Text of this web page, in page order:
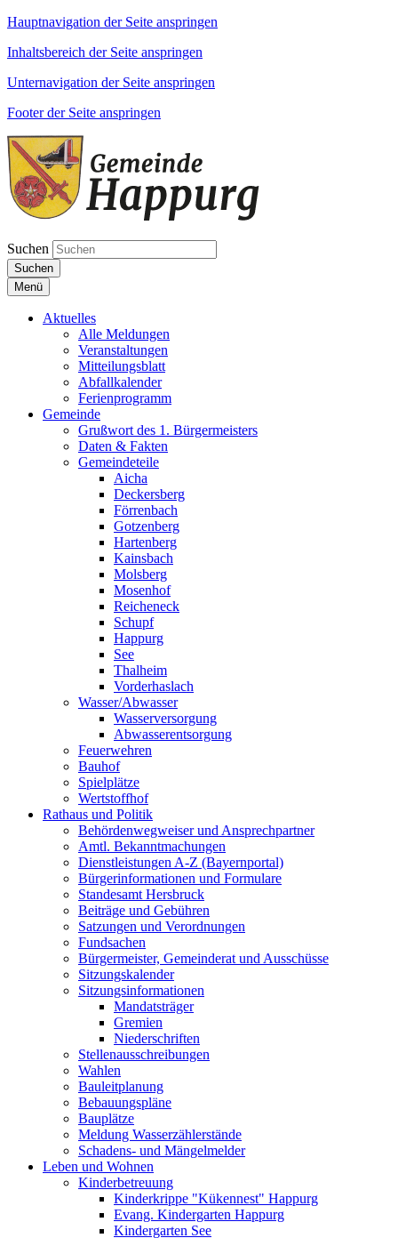
Hauptnavigation der Seite anspringen
Inhaltsbereich der Seite anspringen
Unternavigation der Seite anspringen
Footer der Seite anspringen
Suchen
Suchen
Menü
Aktuelles
Alle Meldungen
Veranstaltungen
Mitteilungsblatt
Abfallkalender
Ferienprogramm
Gemeinde
Grußwort des 1. Bürgermeisters
Daten & Fakten
Gemeindeteile
Aicha
Deckersberg
Förrenbach
Gotzenberg
Hartenberg
Kainsbach
Molsberg
Mosenhof
Reicheneck
Schupf
Happurg
See
Thalheim
Vorderhaslach
Wasser/Abwasser
Wasserversorgung
Abwasserentsorgung
Feuerwehren
Bauhof
Spielplätze
Wertstoffhof
Rathaus und Politik
Behördenwegweiser und Ansprechpartner
Amtl. Bekanntmachungen
Dienstleistungen A-Z (Bayernportal)
Bürgerinformationen und Formulare
Standesamt Hersbruck
Beiträge und Gebühren
Satzungen und Verordnungen
Fundsachen
Bürgermeister, Gemeinderat und Ausschüsse
Sitzungskalender
Sitzungsinformationen
Mandatsträger
Gremien
Niederschriften
Stellenausschreibungen
Wahlen
Bauleitplanung
Bebauungspläne
Bauplätze
Meldung Wasserzählerstände
Schadens- und Mängelmelder
Leben und Wohnen
Kinderbetreuung
Kinderkrippe "Kükennest" Happurg
Evang. Kindergarten Happurg
Kindergarten See